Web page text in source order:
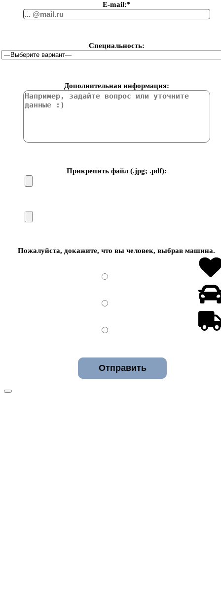
Е-mail:*
Специальность:
Дополнительная информация:
Прикрепить файл (.jpg; .pdf):
Пожалуйста, докажите, что вы человек, выбрав машина.